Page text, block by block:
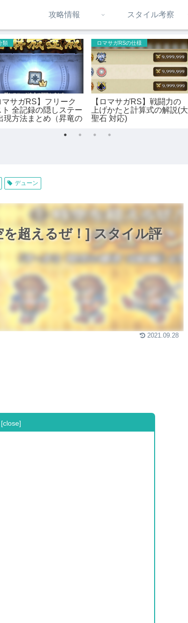
攻略情報 スタイル考察
類
マサガRS】フリーク
ト 全記録の隠しステー
現方法まとめ（昇竜の
ロマサガRSの仕様
【ロマサガRS】戦闘力の
上げかたと計算式の解説(大
聖石 対応)
デューン
を超えるぜ！] スタイル評
2021.09.28